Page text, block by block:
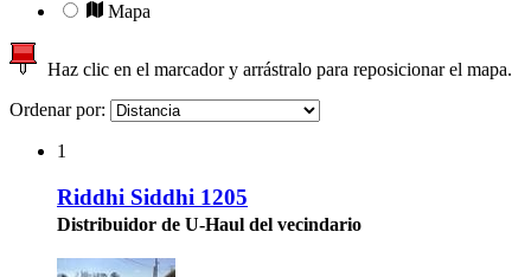
Mapa
Haz clic en el marcador y arrástralo para reposicionar el mapa.
Ordenar por:
1
Riddhi Siddhi 1205
Distribuidor de U-Haul del vecindario